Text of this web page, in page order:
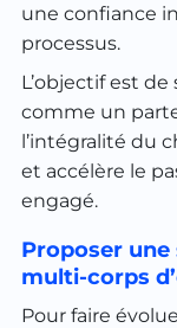
une confiance
processus.
L’objectif est
comme un
l’intégralité du
et accélère le
engagé.
Proposer
multi-corps
Pour faire